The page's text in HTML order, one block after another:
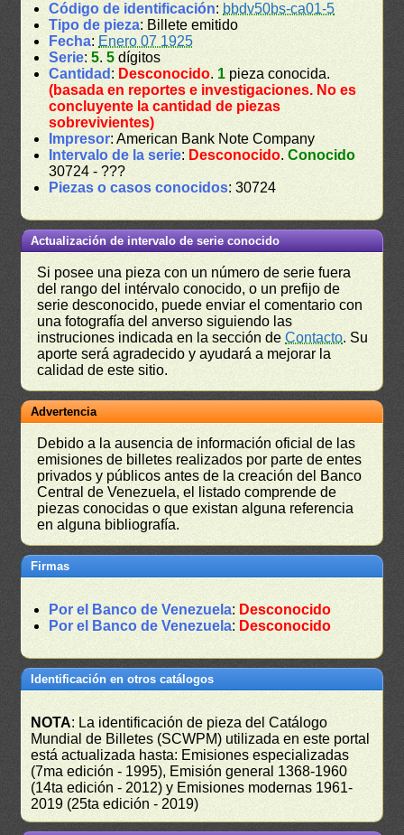
Código de identificación: bbdv50bs-ca01-5
Tipo de pieza: Billete emitido
Fecha: Enero 07 1925
Serie:5.5 dígitos
Cantidad : Desconocido. 1 pieza conocida.
(basada en reportes e investigaciones. No es
concluyente la cantidad de piezas
sobrevivientes)
Impresor: American Bank Note Company
Intervalo de la serie: Desconocido.Conocido
30724 - ???
Piezas o casos conocidos: 30724
Actualización de intervalo de serie conocido
Si posee una pieza con un número de serie fuera
del rango del intérvalo conocido, o un prefijo de
serie desconocido, puede enviar el comentario con
una fotografía del anverso siguiendo las
instruciones indicada en la sección deContacto. Su
aporte será agradecido y ayudará a mejorar la
calidad de este sitio.
Advertencia
Debido a la ausencia de información oficial de las
emisiones de billetes realizados por parte de entes
privados y públicos antes de la creación del Banco
Central de Venezuela, el listado comprende de
piezas conocidas o que existan alguna referencia
en alguna bibliografía.
Firmas
Por el Banco de Venezuela: Desconocido
Por el Banco de Venezuela: Desconocido
Identificación en otros catálogos
NOTA: La identificación de pieza del Catálogo
Mundial de Billetes (SCWPM) utilizada en este portal
está actualizada hasta: Emisiones especializadas
(7ma edición - 1995), Emisión general 1368-1960
(14ta edición - 2012) y Emisiones modernas 1961-
2019 (25ta edición - 2019)